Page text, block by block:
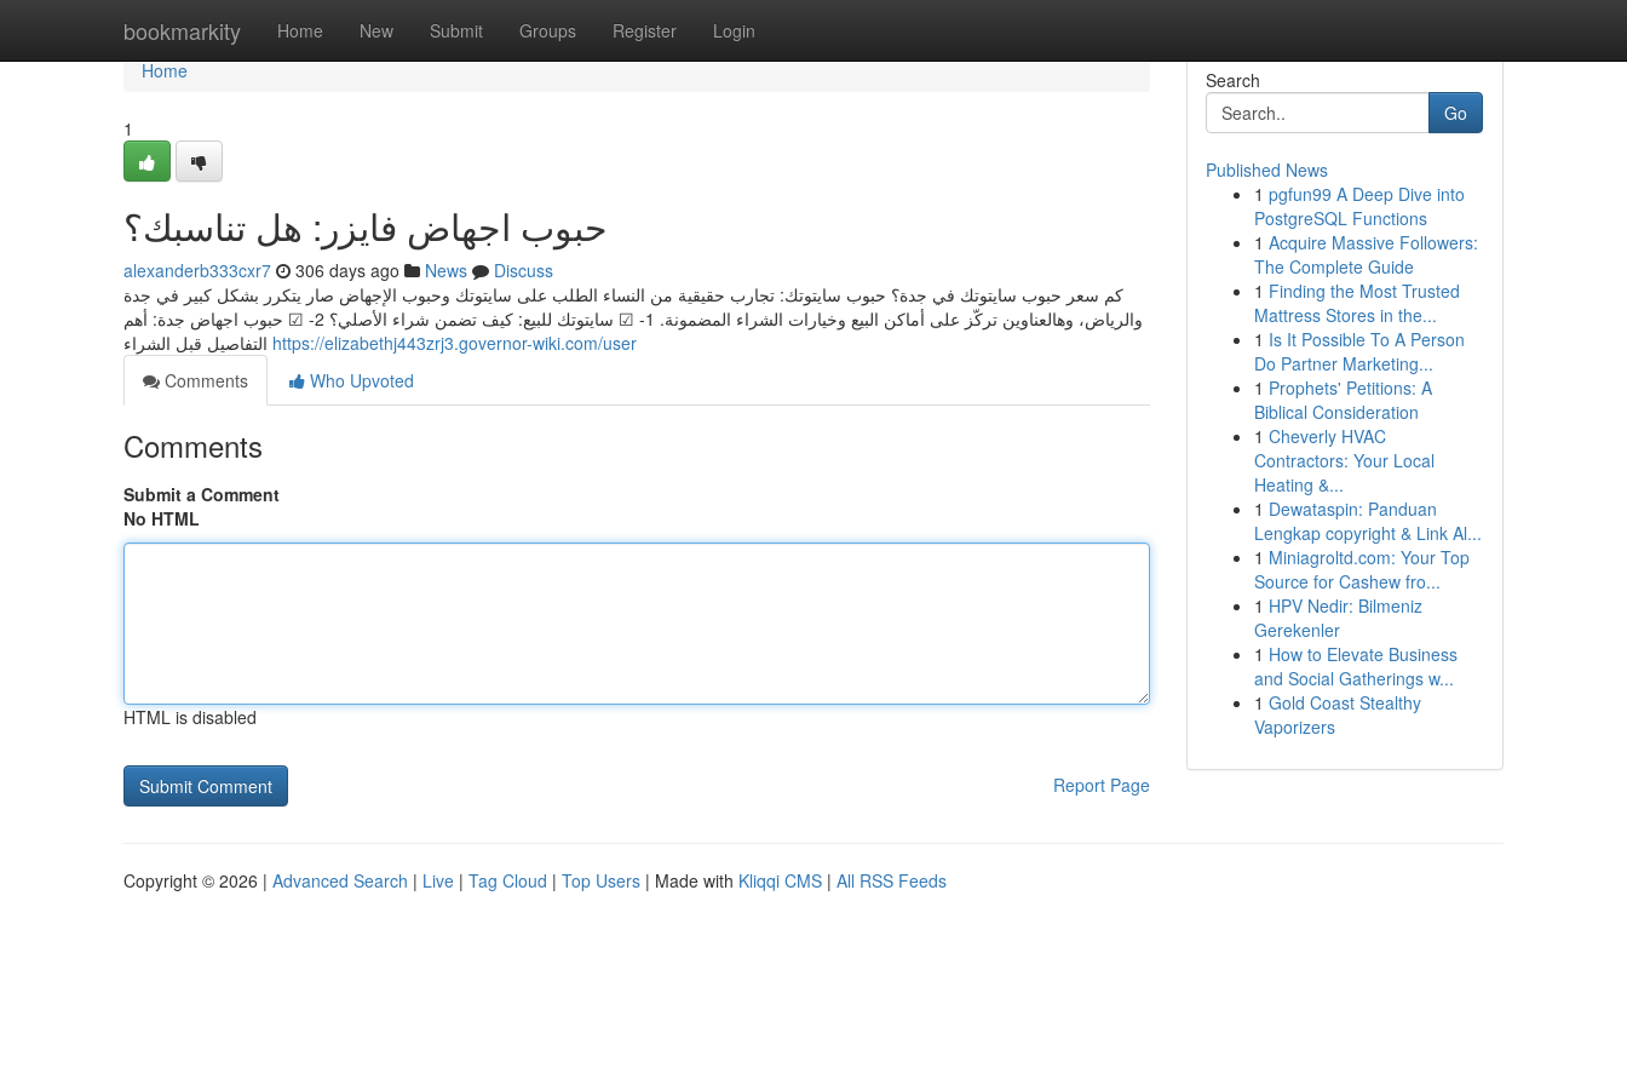
bookmarkity Home New Submit Groups Register Login
Home
Home
1
حبوب اجهاض فايزر: هل تناسبك؟
alexanderb333cxr7 306 days ago News
Discuss
كم سعر حبوب سايتوتك في جدة؟ حبوب سايتوتك: تجارب حقيقية من النساء الطلب على سايتوتك وحبوب الإجهاض صار يتكرر بشكل كبير في جدة
والرياض، وهالعناوين تركّز على أماكن البيع وخيارات الشراء المضمونة. 1- ☑ سايتوتك للبيع: كيف تضمن شراء الأصلي؟ 2- ☑ حبوب اجهاض جدة: أهم
https://elizabethj443zrj3.governor-wiki.com/user
Comments
Who Upvoted
Comments
Submit a Comment
No HTML
HTML is disabled
Report Page
Search
Go
Published News
1 pgfun99 A Deep Dive into
PostgreSQL Functions
1 Acquire Massive Followers:
The Complete Guide
1 Finding the Most Trusted
Mattress Stores in the...
1 Is It Possible To A Person
Do Partner Marketing...
1 Prophets' Petitions: A
Biblical Consideration
1 Cheverly HVAC
Contractors: Your Local
Heating &...
1 Dewataspin: Panduan
Lengkap copyright & Link Al...
1 Miniagroltd.com: Your Top
Source for Cashew fro...
1 HPV Nedir: Bilmeniz
Gerekenler
1 How to Elevate Business
and Social Gatherings w...
1 Gold Coast Stealthy
Vaporizers
Copyright © 2026 | Advanced Search | Live | Tag Cloud | Top Users | Made with Kliqqi CMS | All RSS Feeds